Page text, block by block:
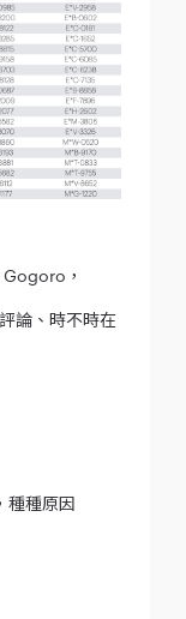
，
論、時不時在
種種原因